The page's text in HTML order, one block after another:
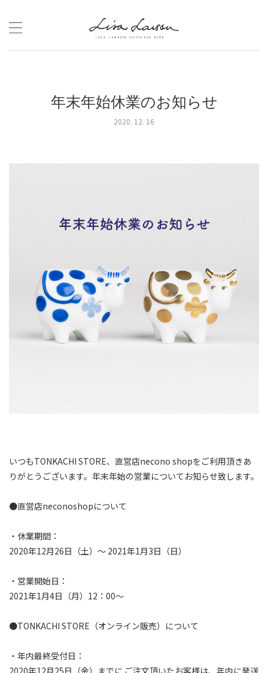
content
年末年始休業のお知らせ
2020. 12. 16
いつもTONKACHI STORE、直営店necono shopをご利用頂きあ
りがとうございます。年末年始の営業についてお知らせ致します。⁠
●直営店neconoshopについて⁠
・休業期間：⁠
2020年12月26日（土）～ 2021年1月3日（日）⁠
・営業開始日：⁠
2021年1月4日（月）12：00～⁠
●TONKACHI STORE（オンライン販売）について⁠
・年内最終受付日：⁠
2020年12月25日（金）までに ご注文頂いたお客様は、年内に発送